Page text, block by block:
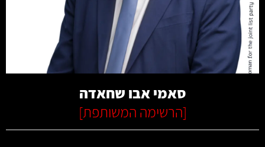
קרא עוד
סאמי אבו שחאדה
[הרשימה המשותפת]